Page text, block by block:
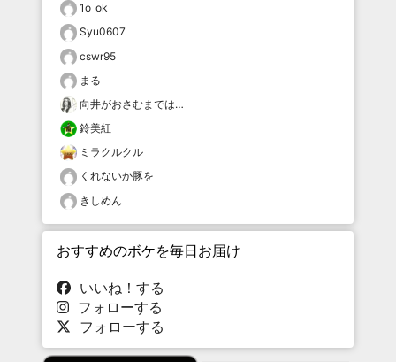
1o_ok
Syu0607
cswr95
まる
向井がおさむまでは…
鈴美紅
ミラクルクル
くれないか豚を
きしめん
おすすめのボケを毎日お届け
いいね！する
フォローする
フォローする